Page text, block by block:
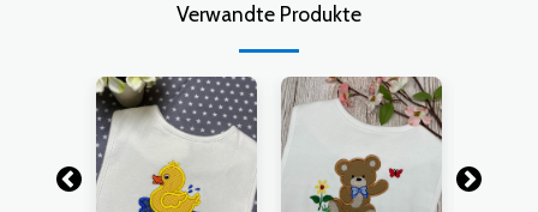
Verwandte Produkte